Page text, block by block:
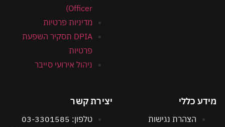
Officer)
מדיניות פרטיות
DPIA תסקיר השפעת
פרטיות
ניהול אירועי סייבר
מידע כללי
הצהרת נגישות
יצירת קשר
טלפון: 03-3301585